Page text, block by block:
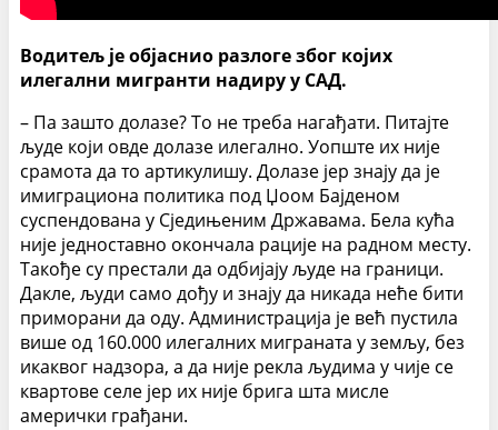
Водитељ је објаснио разлоге због којих
илегални мигранти надиру у САД.
– Па зашто долазе? То не треба нагађати. Питајте
људе који овде долазе илегално. Уопште их није
срамота да то артикулишу. Долазе јер знају да је
имиграциона политика под Џоом Бајденом
суспендована у Сједињеним Државама. Бела кућа
није једноставно окончала рације на радном месту.
Такође су престали да одбијају људе на граници.
Дакле, људи само дођу и знају да никада неће бити
приморани да оду. Администрација је већ пустила
више од 160.000 илегалних миграната у земљу, без
икаквог надзора, а да није рекла људима у чије се
квартове селе јер их није брига шта мисле
амерички грађани.